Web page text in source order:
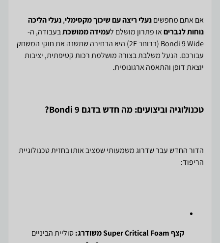
אם אתם מחפשיםנעלי ריצה עם שיכוך מקסימלי,נעלי הליכה
נוחות לגבריםאו פתרון מושלם לעמידה ממושכתבעבודה, ה-
Bondi 9 Wide (ברוחב 2E) היא הבחירה שתשנה את חוקי המשחק
עבורכם. הנעל משלבת בצורה מושלמת רכות קטיפתית, יציבות
יוצאת דופן והתאמה ארגונומית.
טכנולוגיה וביצועים: מה חדש בדגם Bondi 9?
הדור החדש עבר שדרוג משמעותי שמציב אותו בחזית טכנולוגיית
הריפוד:
קצף Super Critical Foam משודרג:
סוליית הביניים